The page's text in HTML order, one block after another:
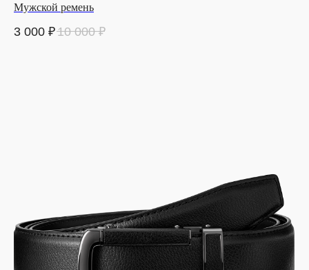
Мужской ремень
3 000 ₽10 000 ₽